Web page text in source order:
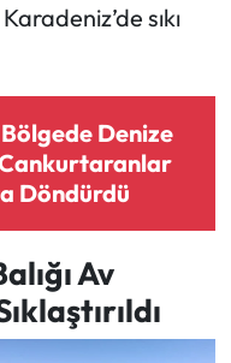
sıkı
Denize
Döndürdü
Av